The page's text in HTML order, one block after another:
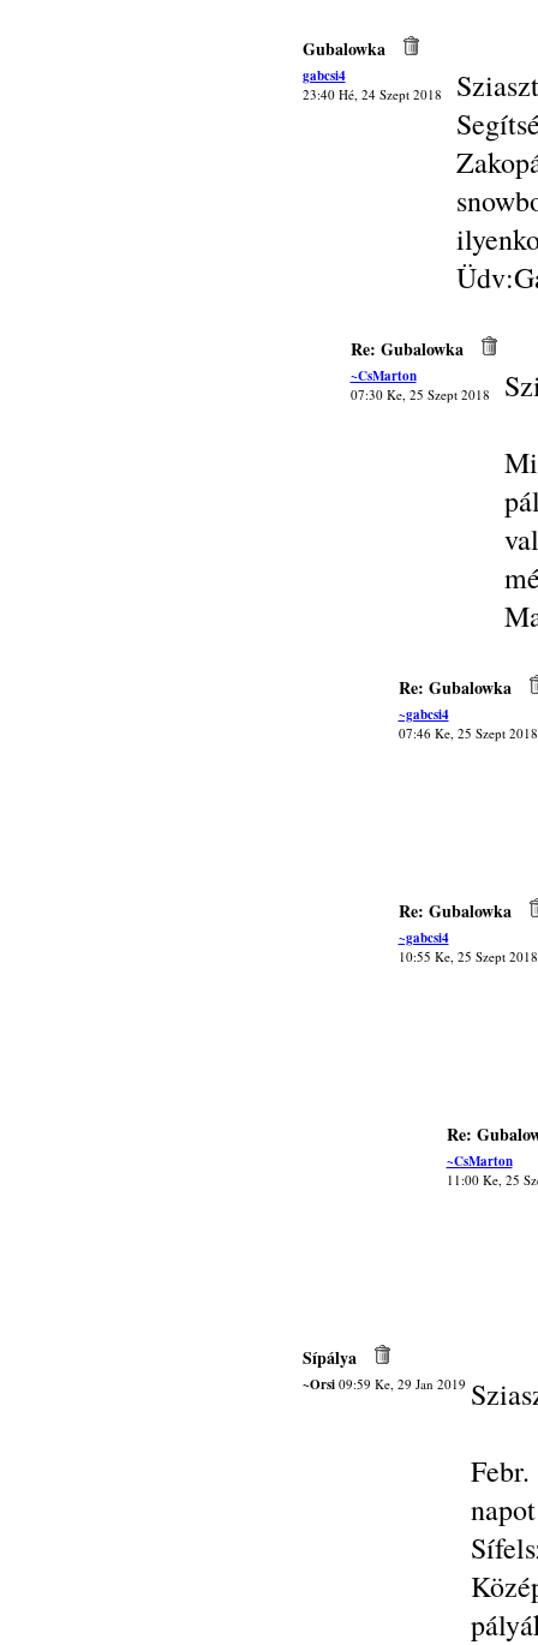
Gubalowka
gabcsi4
23:40 Hé, 24 Szept 2018
Re: Gubalowka
~CsMarton
07:30 Ke, 25 Szept 2018
Re: Gubalowka
~gabcsi4
07:46 Ke, 25 Szept 2018
Re: Gubalowka
~gabcsi4
10:55 Ke, 25 Szept 2018
Re:
~CsMarton
11:00 Ke, 25
Sípálya
~Orsi09:59 Ke, 29 Jan 2019